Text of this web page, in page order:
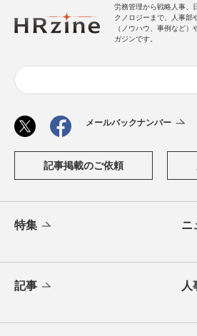
労務管理から戦略人事、
クノロジーまで、人事部
（ノウハウ、事例など
ガジンです。
メールバックナンバー
記事掲載のご依頼
特集 ニ
記事 人